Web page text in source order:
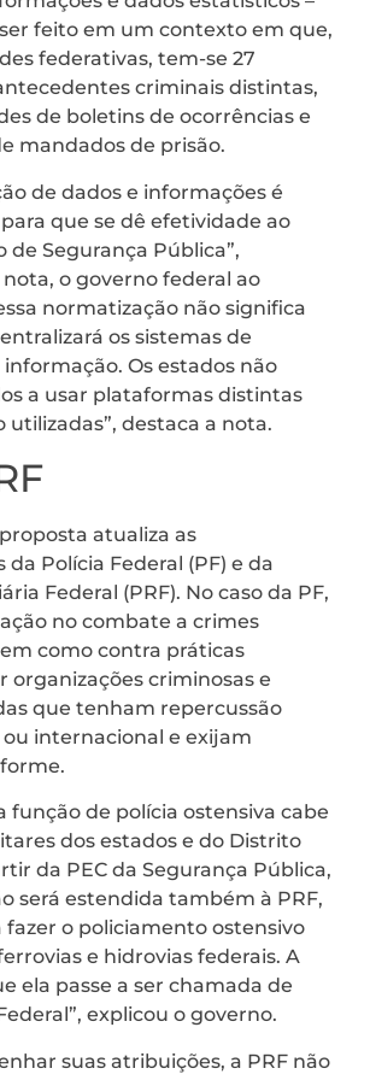
feito em um contexto em que,
federativas, tem-se 27
criminais distintas,
de boletins de ocorrências e
mandados de prisão.
de dados e informações é
que se dê efetividade ao
de Segurança Pública”,
o governo federal ao
normatização não significa
os sistemas de
Os estados não
a usar plataformas distintas
utilizadas”, destaca a nota.
atualiza as
Polícia Federal (PF) e da
Federal (PRF). No caso da PF,
no combate a crimes
como contra práticas
organizações criminosas e
que tenham repercussão
internacional e exijam
função de polícia ostensiva cabe
dos estados e do Distrito
da PEC da Segurança Pública,
será estendida também à PRF,
fazer o policiamento ostensivo
e hidrovias federais. A
ela passe a ser chamada de
explicou o governo.
suas atribuições, a PRF não